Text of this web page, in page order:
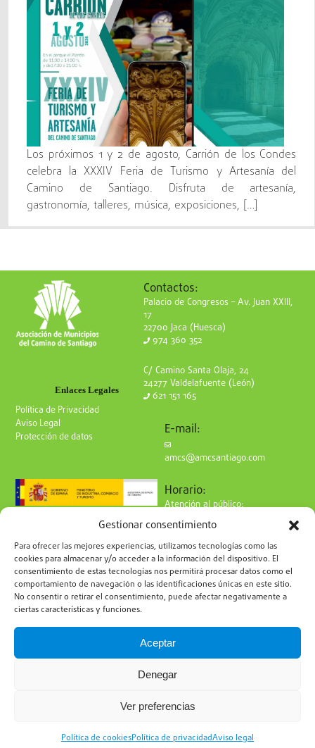
Gestionar consentimiento
Para ofrecer las mejores experiencias, utilizamos tecnologías como las
cookies para almacenar y/o acceder a la información del dispositivo. El
consentimiento de estas tecnologías nos permitirá procesar datos como el
comportamiento de navegación o las identificaciones únicas en este sitio.
No consentir o retirar el consentimiento, puede afectar negativamente a
ciertas características y funciones.
Aceptar
Denegar
Ver preferencias
Política de cookiesPolítica de privacidadAviso legal
Los próximos 1 y 2 de agosto, Carrión de los Condes
celebra la XXXIV Feria de Turismo y Artesanía del
Camino de Santiago. Disfruta de artesanía,
gastronomía, talleres, música, exposiciones, […]
Enlaces Legales
Política de Privacidad
Aviso Legal
Protección de datos
Contactos:
Palacio de Congresos – Av. Juan XXIII,
17
22700 Jaca (Huesca)
974 360 352
C/ Camino Santa Olaja, 24
24277 Valdelafuente (León)
621 151 165
E-mail:
amcs@amcsantiago.com
Horario:
Atención al público:
de 9 a 15h
Síguenos en redes:
Suscríbete a nuestro boletín
Política de Privacidad Política de Cookies Aviso Legal